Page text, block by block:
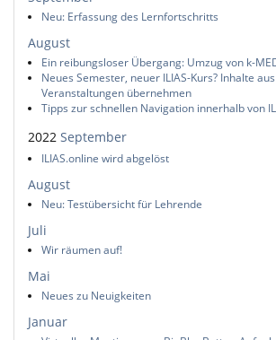
Neu: Erfassung des Lernfortschritts
August
Ein reibungsloser Übergang: Umzug von k-
Neues Semester, neuer ILIAS-Kurs? Inhalte
Veranstaltungen übernehmen
Tipps zur schnellen Navigation innerhalb von
2022 September
ILIAS.online wird abgelöst
August
Neu: Testübersicht für Lehrende
Juli
Wir räumen auf!
Mai
Neues zu Neuigkeiten
Januar